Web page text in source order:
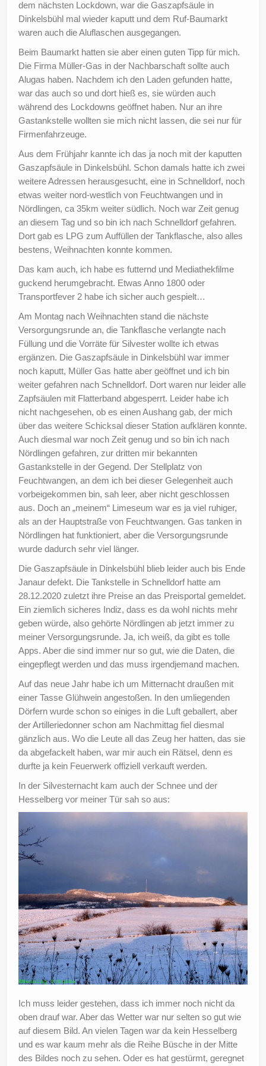
dem nächsten Lockdown, war die Gaszapfsäule in
Dinkelsbühl mal wieder kaputt und dem Ruf-Baumarkt
waren auch die Aluflaschen ausgegangen.
Beim Baumarkt hatten sie aber einen guten Tipp für mich.
Die Firma Müller-Gas in der Nachbarschaft sollte auch
Alugas haben. Nachdem ich den Laden gefunden hatte,
war das auch so und dort hieß es, sie würden auch
während des Lockdowns geöffnet haben. Nur an ihre
Gastankstelle wollten sie mich nicht lassen, die sei nur für
Firmenfahrzeuge.
Aus dem Frühjahr kannte ich das ja noch mit der kaputten
Gaszapfsäule in Dinkelsbühl. Schon damals hatte ich zwei
weitere Adressen herausgesucht, eine in Schnelldorf, noch
etwas weiter nord-westlich von Feuchtwangen und in
Nördlingen, ca 35km weiter südlich. Noch war Zeit genug
an diesem Tag und so bin ich nach Schnelldorf gefahren.
Dort gab es LPG zum Auffüllen der Tankflasche, also alles
bestens, Weihnachten konnte kommen.
Das kam auch, ich habe es futternd und Mediathekfilme
guckend herumgebracht. Etwas Anno 1800 oder
Transportfever 2 habe ich sicher auch gespielt…
Am Montag nach Weihnachten stand die nächste
Versorgungsrunde an, die Tankflasche verlangte nach
Füllung und die Vorräte für Silvester wollte ich etwas
ergänzen. Die Gaszapfsäule in Dinkelsbühl war immer
noch kaputt, Müller Gas hatte aber geöffnet und ich bin
weiter gefahren nach Schnelldorf. Dort waren nur leider alle
Zapfsäulen mit Flatterband abgesperrt. Leider habe ich
nicht nachgesehen, ob es einen Aushang gab, der mich
über das weitere Schicksal dieser Station aufklären konnte.
Auch diesmal war noch Zeit genug und so bin ich nach
Nördlingen gefahren, zur dritten mir bekannten
Gastankstelle in der Gegend. Der Stellplatz von
Feuchtwangen, an dem ich bei dieser Gelegenheit auch
vorbeigekommen bin, sah leer, aber nicht geschlossen
aus. Doch an „meinem“ Limeseum war es ja viel ruhiger,
als an der Hauptstraße von Feuchtwangen. Gas tanken in
Nördlingen hat funktioniert, aber die Versorgungsrunde
wurde dadurch sehr viel länger.
Die Gaszapfsäule in Dinkelsbühl blieb leider auch bis Ende
Janaur defekt. Die Tankstelle in Schnelldorf hatte am
28.12.2020 zuletzt ihre Preise an das Preisportal gemeldet.
Ein ziemlich sicheres Indiz, dass es da wohl nichts mehr
geben würde, also gehörte Nördlingen ab jetzt immer zu
meiner Versorgungsrunde. Ja, ich weiß, da gibt es tolle
Apps. Aber die sind immer nur so gut, wie die Daten, die
eingepflegt werden und das muss irgendjemand machen.
Auf das neue Jahr habe ich um Mitternacht draußen mit
einer Tasse Glühwein angestoßen. In den umliegenden
Dörfern wurde schon so einiges in die Luft geballert, aber
der Artilleriedonner schon am Nachmittag fiel diesmal
gänzlich aus. Wo die Leute all das Zeug her hatten, das sie
da abgefackelt haben, war mir auch ein Rätsel, denn es
durfte ja kein Feuerwerk offiziell verkauft werden.
In der Silvesternacht kam auch der Schnee und der
Hesselberg vor meiner Tür sah so aus:
Ich muss leider gestehen, dass ich immer noch nicht da
oben drauf war. Aber das Wetter war nur selten so gut wie
auf diesem Bild. An vielen Tagen war da kein Hesselberg
und es war kaum mehr als die Reihe Büsche in der Mitte
des Bildes noch zu sehen. Oder es hat gestürmt, geregnet